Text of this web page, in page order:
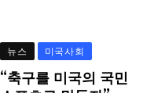
뉴스 미국사회
“축구를 미국의 국민